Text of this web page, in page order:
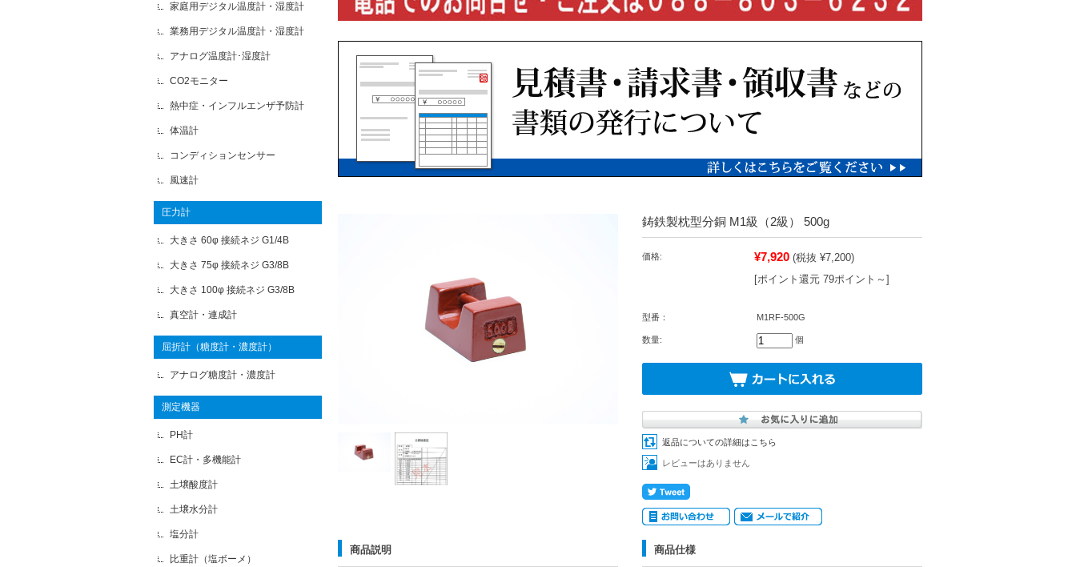
鋳鉄製枕型分銅 M1級（2級） 500g
価格: ¥7,920 (税抜 ¥7,200)
[ポイント還元 79ポイント～]
型番： M1RF-500G
数量: 個
返品についての詳細はこちら
レビューはありません
商品説明 商品仕様
家庭用デジタル温度計・湿度計
業務用デジタル温度計・湿度計
アナログ温度計･湿度計
CO2モニター
熱中症・インフルエンザ予防計
体温計
コンディションセンサー
風速計
圧力計
大きさ 60φ 接続ネジ G1/4B
大きさ 75φ 接続ネジ G3/8B
大きさ 100φ 接続ネジ G3/8B
真空計・連成計
屈折計（糖度計・濃度計）
アナログ糖度計・濃度計
測定機器
PH計
EC計・多機能計
土壌酸度計
土壌水分計
塩分計
比重計（塩ボーメ）